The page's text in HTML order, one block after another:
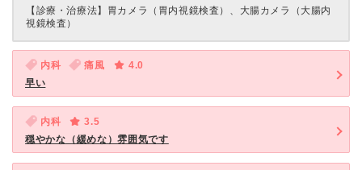
【診療・治療法】 胃カメラ（胃内視鏡検査）、大腸カメラ（大腸内
視鏡検査）
内科 痛風
4.0
早い
内科
3.5
穏やかな（緩めな）雰囲気です